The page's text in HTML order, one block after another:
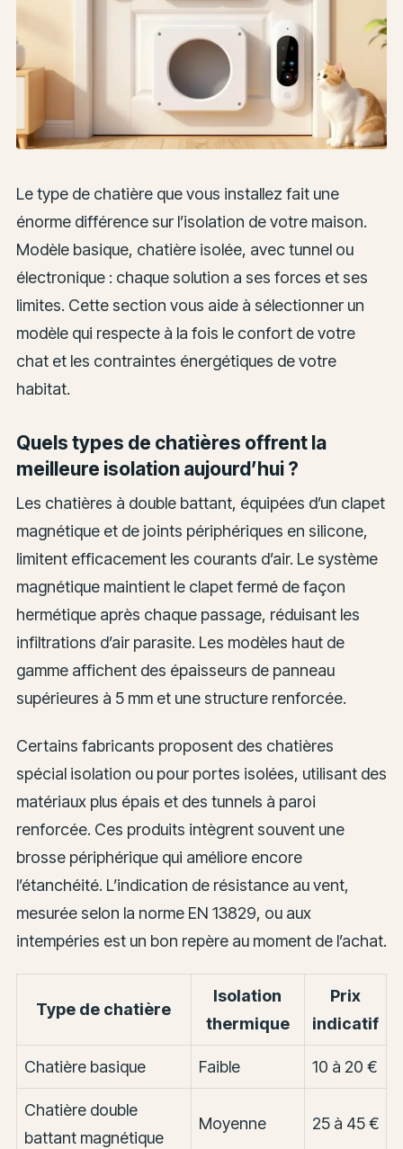
Le type de chatière que vous installez fait une
énorme différence sur l’isolation de votre maison.
Modèle basique, chatière isolée, avec tunnel ou
électronique : chaque solution a ses forces et ses
limites. Cette section vous aide à sélectionner un
modèle qui respecte à la fois le confort de votre
chat et les contraintes énergétiques de votre
habitat.
Quels types de chatières offrent la
meilleure isolation aujourd’hui ?
Les chatières à double battant, équipées d’un clapet
magnétique et de joints périphériques en silicone,
limitent efficacement les courants d’air. Le système
magnétique maintient le clapet fermé de façon
hermétique après chaque passage, réduisant les
infiltrations d’air parasite. Les modèles haut de
gamme affichent des épaisseurs de panneau
supérieures à 5 mm et une structure renforcée.
Certains fabricants proposent des chatières
spécial isolation ou pour portes isolées, utilisant des
matériaux plus épais et des tunnels à paroi
renforcée. Ces produits intègrent souvent une
brosse périphérique qui améliore encore
l’étanchéité. L’indication de résistance au vent,
mesurée selon la norme EN 13829, ou aux
intempéries est un bon repère au moment de l’achat.
Type de chatière
Isolation
thermique
Prix
indicatif
Chatière basique Faible 10 à 20 €
Chatière double
battant magnétique
Moyenne 25 à 45 €